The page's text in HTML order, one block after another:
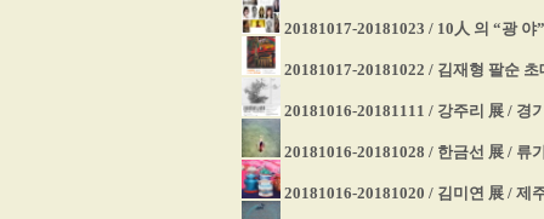
20181017-20181023 / 10人 의 “광
20181017-20181022 / 김재형 팔순
20181016-20181111 / 강주리 展 / 경
20181016-20181028 / 한금선 展 / 류
20181016-20181020 / 김미연 展 / 제